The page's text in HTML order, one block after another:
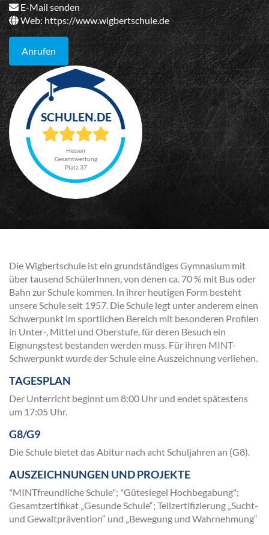
E-Mail senden
Web: https://www.wigbertschule.de
Anrufen
Hessen
Gesamtwertung
Platz 37
Die Wigbertschule ist ein grundständiges Gymnasium mit
über tausend SchülerInnen, von denen ca. 70 % mit Bus oder
Bahn zur Schule kommen. In ihrer heutigen Form besteht
unsere Schule seit 1957. Die Schule legt unter anderem einen
Schwerpunkt im sportlichen Bereich mit besonderen Profilen
in Unter-, Mittel und Oberstufe, für deren Besuch ein
Eignungstest bestanden werden muss. Für ihren MINT-
Schwerpunkt wurde der Schule eine Auszeichnung verliehen.
TAGESPLAN
Der Unterricht beginnt um 8:00 Uhr und endet spätestens
um 17:05 Uhr.
G8/G9
Die Schule bietet das Abitur nach acht Schuljahren an (G8).
AUSZEICHNUNGEN UND PROJEKTE
"MINTfreundliche Schule"; "Gütesiegel Hochbegabung";
Gesamtzertifikat „Gesunde Schule“; Teilzertifizierung „Sucht-
und Gewaltprävention“ und „Bewegung und Wahrnehmung“